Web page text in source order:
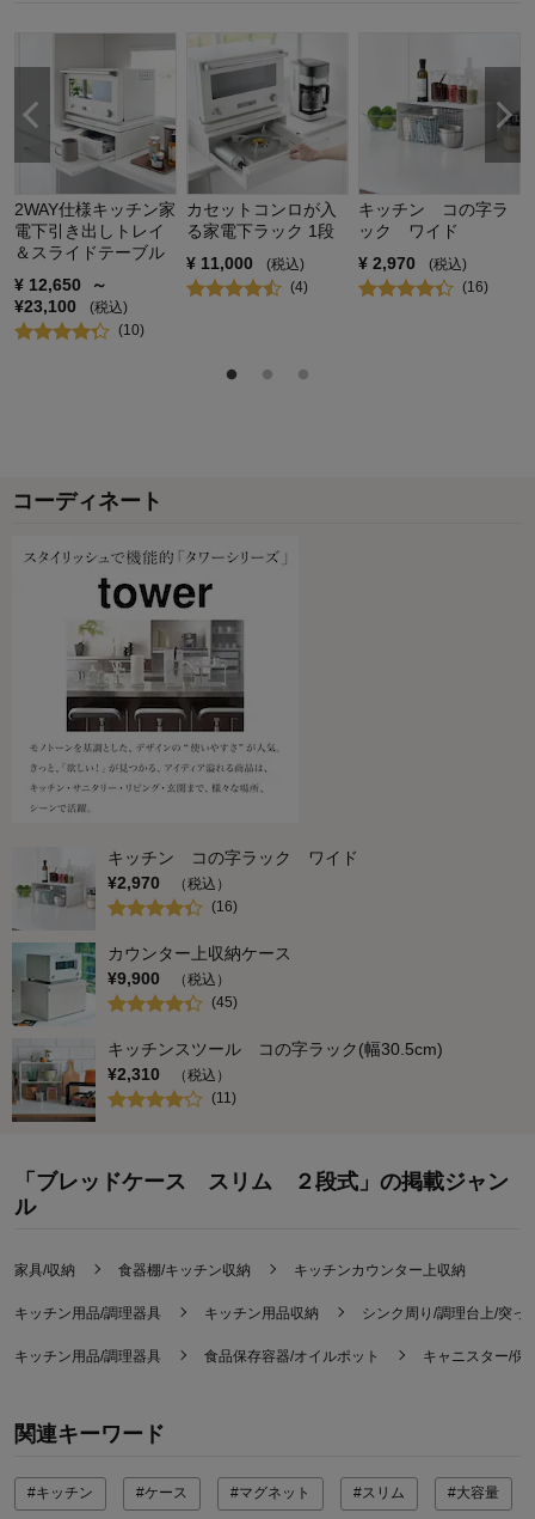
購入のきっかけ： ネットで見つけて
商品を使う人： 自分
2WAY仕様キッチン家
電下引き出しトレイ
＆スライドテーブル
¥ 12,650
～
¥23,100
(税込)
(10)
カセットコンロが入
る家電下ラック 1段
¥ 11,000
(税込)
(4)
キッチン コの字ラ
ック ワイド
¥ 2,970
(税込)
(16)
コーディネート
キッチン コの字ラック ワイド
¥2,970
（税込）
(16)
カウンター上収納ケース
¥9,900
（税込）
(45)
キッチンスツール コの字ラック(幅30.5cm)
¥2,310
（税込）
(11)
「ブレッドケース スリム ２段式」の掲載ジャン
ル
家具/収納 食器棚/キッチン収納 キッチンカウンター上収納
キッチン用品/調理器具 キッチン用品収納 シンク周り/調理台上/突っ
キッチン用品/調理器具 食品保存容器/オイルポット キャニスター/保
関連キーワード
#キッチン #ケース #マグネット #スリム #大容量